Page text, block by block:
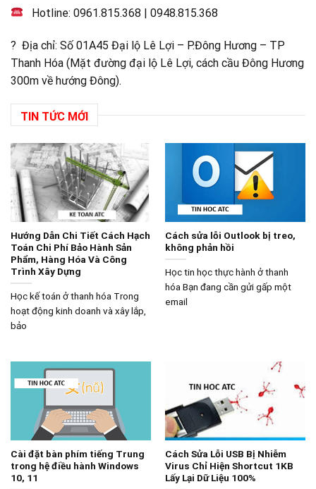
Hotline:0961.815.368 |0948.815.368
? Địa chỉ: Số 01A45 Đại lộ Lê Lợi – P.Đông Hương – TP
Thanh Hóa (Mặt đường đại lộ Lê Lợi, cách cầu Đông Hương
300m về hướng Đông).
TIN TỨC MỚI
Hướng Dẫn Chi Tiết Cách Hạch
Toán Chi Phí Bảo Hành Sản
Phẩm, Hàng Hóa Và Công
Trình Xây Dựng
Học kế toán ở thanh hóa Trong
hoạt động kinh doanh và xây lắp,
bảo
Cách sửa lỗi Outlook bị treo,
không phản hồi
Học tin học thực hành ở thanh
hóa Bạn đang cần gửi gấp một
email
Cài đặt bàn phím tiếng Trung
trong hệ điều hành Windows
10, 11
Cách Sửa Lỗi USB Bị Nhiễm
Virus Chỉ Hiện Shortcut 1KB
Lấy Lại Dữ Liệu 100%